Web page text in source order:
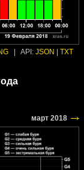
API: JSON TXT